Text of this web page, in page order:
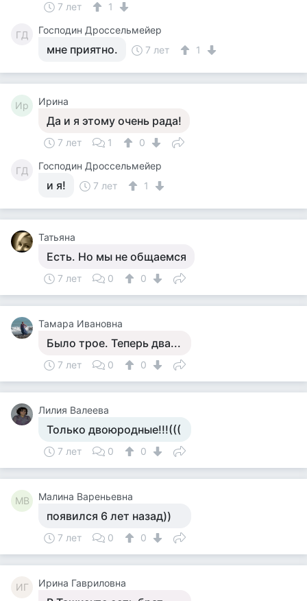
7 лет 1
ГД Господин Дроссельмейер
мне приятно. 7 лет 1
Ир Ирина
Да и я этому очень рада!
7 лет 1 0
ГД Господин Дроссельмейер
и я! 7 лет 1
Татьяна
Есть. Но мы не общаемся
7 лет 0 0
Тамара Ивановна
Было трое. Теперь два...
7 лет 0 0
Лилия Валеева
Только двоюродные!!!(((
7 лет 0 0
МВ Малина Вареньевна
появился 6 лет назад))
7 лет 0 0
ИГ Ирина Гавриловна